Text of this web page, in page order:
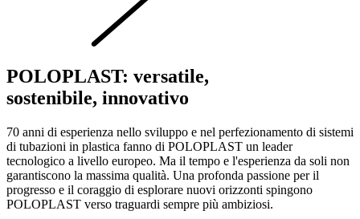
POLOPLAST: versatile,
sostenibile, innovativo
70 anni di esperienza nello sviluppo e nel perfezionamento di sistemi
di tubazioni in plastica fanno di POLOPLAST un leader
tecnologico a livello europeo. Ma il tempo e l'esperienza da soli non
garantiscono la massima qualità. Una profonda passione per il
progresso e il coraggio di esplorare nuovi orizzonti spingono
POLOPLAST verso traguardi sempre più ambiziosi.